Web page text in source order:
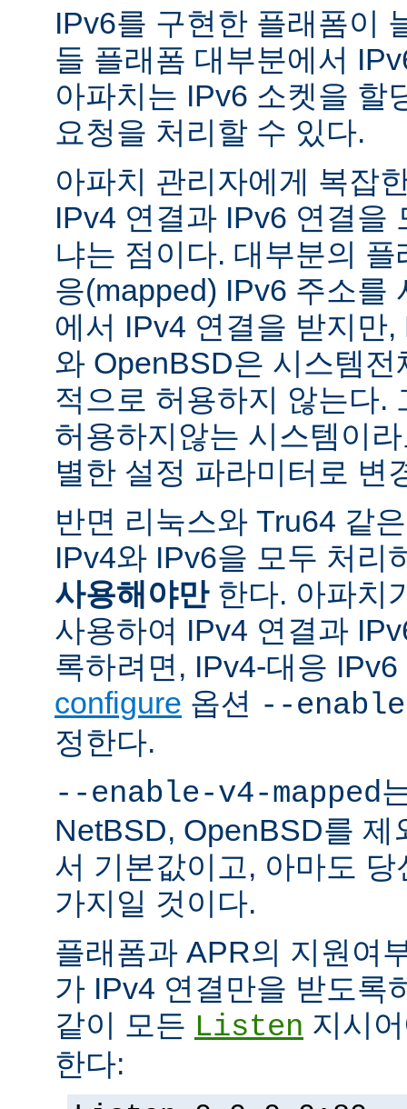
IPv6를 구현한 플래폼이
들 플래폼 대부분에서
아파치는 IPv6 소켓을 할
요청을 처리할 수 있다.
아파치 관리자에게 복잡
IPv4 연결과 IPv6 연결을
냐는 점이다. 대부분의
응(mapped) IPv6 주소를
에서 IPv4 연결을 받지만
와 OpenBSD은 시스템
적으로 허용하지 않는다.
허용하지않는 시스템이
별한 설정 파라미터로 변
반면 리눅스와 Tru64 같
IPv4와 IPv6을 모두 처리
사용해야만한다. 아파치
사용하여 IPv4 연결과
록하려면, IPv4-대응
configure 옵션 --
정한다.
--enable-v4-mapped
NetBSD, OpenBSD를 제
서 기본값이고, 아마도
가지일 것이다.
플래폼과 APR의 지원여
가 IPv4 연결만을 받도록
같이 모든 Listen 지시
한다: